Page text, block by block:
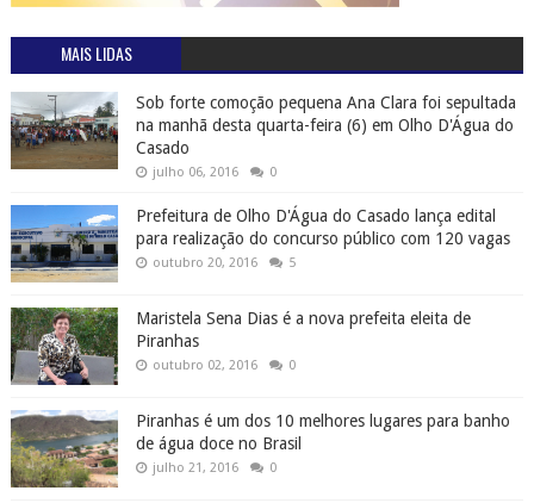
MAIS LIDAS
Sob forte comoção pequena Ana Clara foi sepultada
na manhã desta quarta-feira (6) em Olho D'Água do
Casado
julho 06, 2016 0
Prefeitura de Olho D'Água do Casado lança edital
para realização do concurso público com 120 vagas
outubro 20, 2016 5
Maristela Sena Dias é a nova prefeita eleita de
Piranhas
outubro 02, 2016 0
Piranhas é um dos 10 melhores lugares para banho
de água doce no Brasil
julho 21, 2016 0